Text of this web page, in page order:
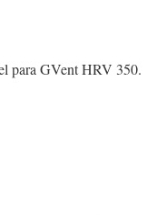
para GVent HRV 350.